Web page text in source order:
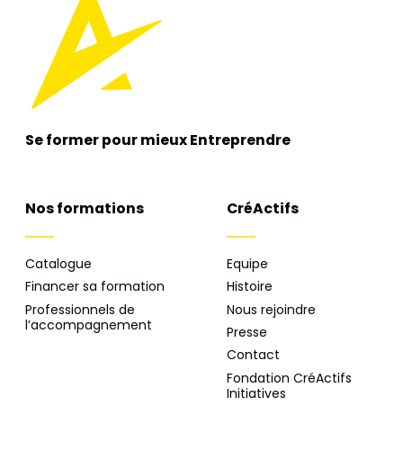
Se former pour mieuxEntreprendre
Nos formations
Catalogue
Financer sa formation
Professionnels de
l’accompagnement
CréActifs
Equipe
Histoire
Nous rejoindre
Presse
Contact
Fondation CréActifs
Initiatives